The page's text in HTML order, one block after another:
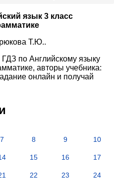
язык 3 класс
Т.Ю..
по Английскому языку
авторы учебника:
онлайн и получай
7 8 9 10
15 16 17
22 23 24